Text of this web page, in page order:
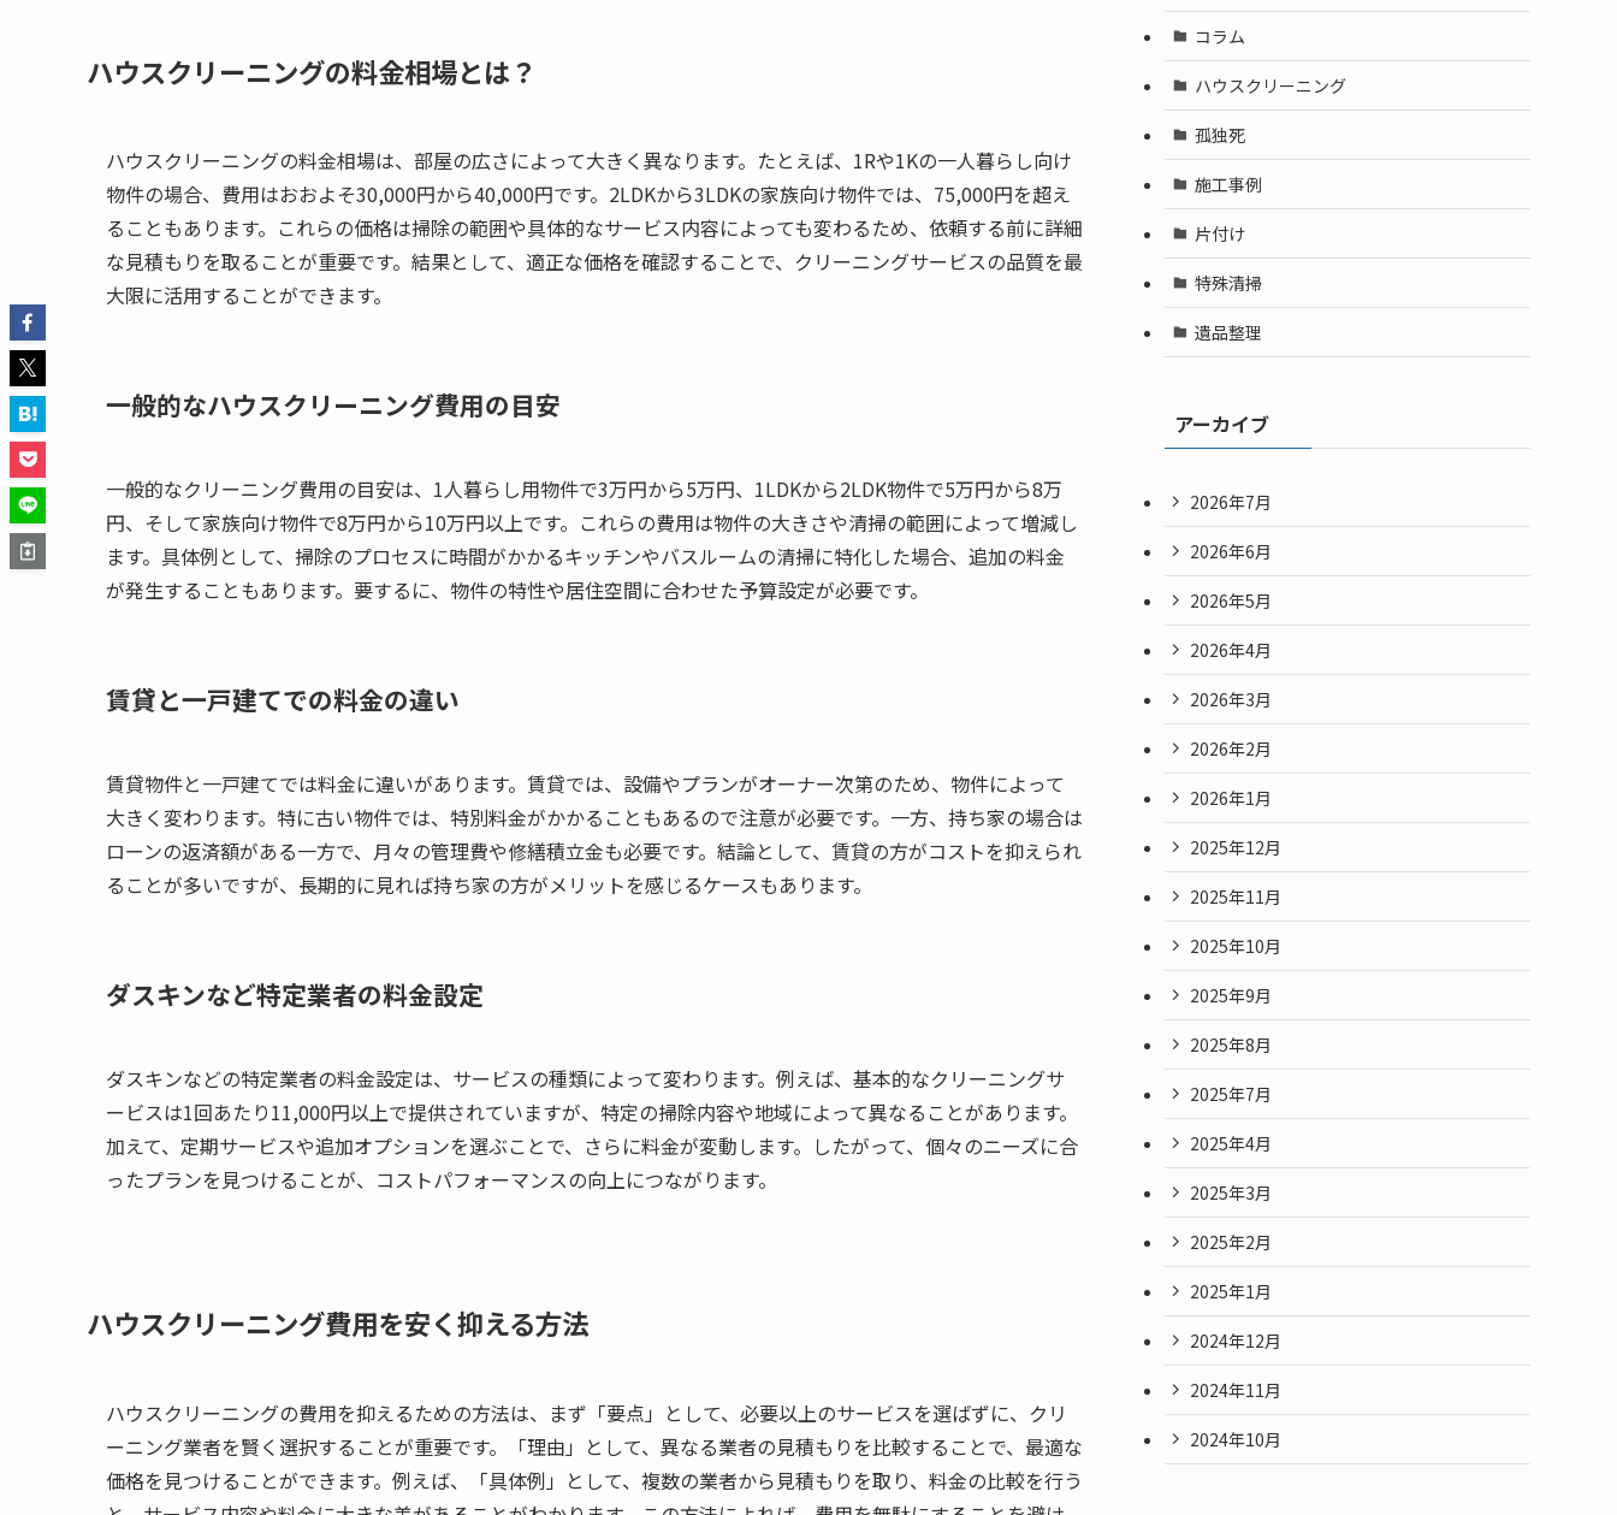
ハウスクリーニングの料金相場とは？
ハウスクリーニングの料金相場は、部屋の広さによって大きく異なります。たとえば、1Rや1Kの一人暮らし向け
物件の場合、費用はおおよそ30,000円から40,000円です。2LDKから3LDKの家族向け物件では、75,000円を超え
ることもあります。これらの価格は掃除の範囲や具体的なサービス内容によっても変わるため、依頼する前に詳細
な見積もりを取ることが重要です。結果として、適正な価格を確認することで、クリーニングサービスの品質を最
大限に活用することができます。
一般的なハウスクリーニング費用の目安
一般的なクリーニング費用の目安は、1人暮らし用物件で3万円から5万円、1LDKから2LDK物件で5万円から8万
円、そして家族向け物件で8万円から10万円以上です。これらの費用は物件の大きさや清掃の範囲によって増減し
ます。具体例として、掃除のプロセスに時間がかかるキッチンやバスルームの清掃に特化した場合、追加の料金
が発生することもあります。要するに、物件の特性や居住空間に合わせた予算設定が必要です。
賃貸と一戸建てでの料金の違い
賃貸物件と一戸建てでは料金に違いがあります。賃貸では、設備やプランがオーナー次第のため、物件によって
大きく変わります。特に古い物件では、特別料金がかかることもあるので注意が必要です。一方、持ち家の場合は
ローンの返済額がある一方で、月々の管理費や修繕積立金も必要です。結論として、賃貸の方がコストを抑えられ
ることが多いですが、長期的に見れば持ち家の方がメリットを感じるケースもあります。
ダスキンなど特定業者の料金設定
ダスキンなどの特定業者の料金設定は、サービスの種類によって変わります。例えば、基本的なクリーニングサ
ービスは1回あたり11,000円以上で提供されていますが、特定の掃除内容や地域によって異なることがあります。
加えて、定期サービスや追加オプションを選ぶことで、さらに料金が変動します。したがって、個々のニーズに合
ったプランを見つけることが、コストパフォーマンスの向上につながります。
ハウスクリーニング費用を安く抑える方法
ハウスクリーニングの費用を抑えるための方法は、まず「要点」として、必要以上のサービスを選ばずに、クリ
ーニング業者を賢く選択することが重要です。「理由」として、異なる業者の見積もりを比較することで、最適な
価格を見つけることができます。例えば、「具体例」として、複数の業者から見積もりを取り、料金の比較を行う
コラム
ハウスクリーニング
孤独死
施工事例
片付け
特殊清掃
遺品整理
アーカイブ
2026年7月
2026年6月
2026年5月
2026年4月
2026年3月
2026年2月
2026年1月
2025年12月
2025年11月
2025年10月
2025年9月
2025年8月
2025年7月
2025年4月
2025年3月
2025年2月
2025年1月
2024年12月
2024年11月
2024年10月